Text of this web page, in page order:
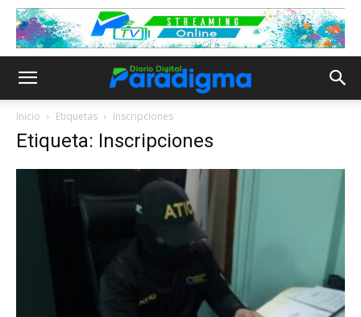
Inicio Etiquetas Inscripciones
Etiqueta: Inscripciones